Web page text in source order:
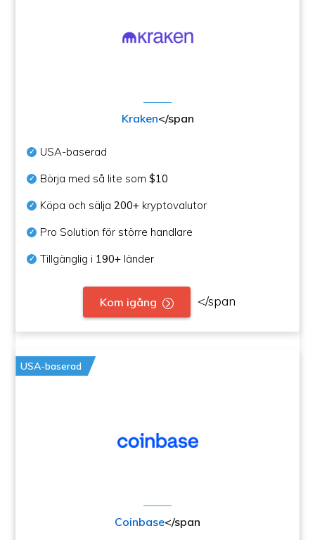
Kraken</span
USA-baserad
Börja med så lite som$10
Köpa och sälja200+ kryptovalutor
Pro Solution för större handlare
Tillgänglig i 190+ länder
Kom igång </span
USA-baserad
Coinbase</span